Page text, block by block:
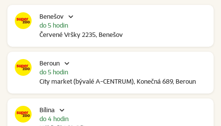
Benešov
Červené Vršky 2235, Benešov
do 5 hodin
Beroun
City market (bývalé A-CENTRUM), Konečná 689, Beroun
do 5 hodin
Bílina
do 4 hodin